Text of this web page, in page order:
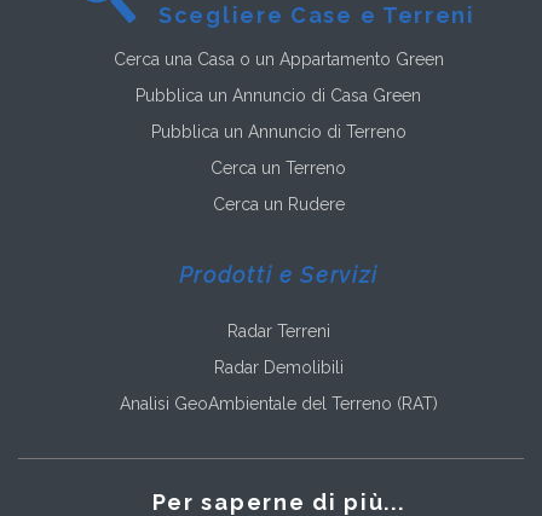
Scegliere Case e Terreni
Cerca una Casa o un Appartamento Green
Pubblica un Annuncio di Casa Green
Pubblica un Annuncio di Terreno
Cerca un Terreno
Cerca un Rudere
Prodotti e Servizi
Radar Terreni
Radar Demolibili
Analisi GeoAmbientale del Terreno (RAT)
Per saperne di più...